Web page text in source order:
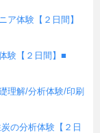
ア体験【２日間】
験【２日間】■
理解/分析体験/印刷
の分析体験【２日